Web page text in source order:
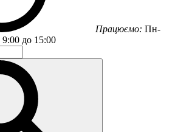
Працюємо: Пн-
9:00 до 15:00